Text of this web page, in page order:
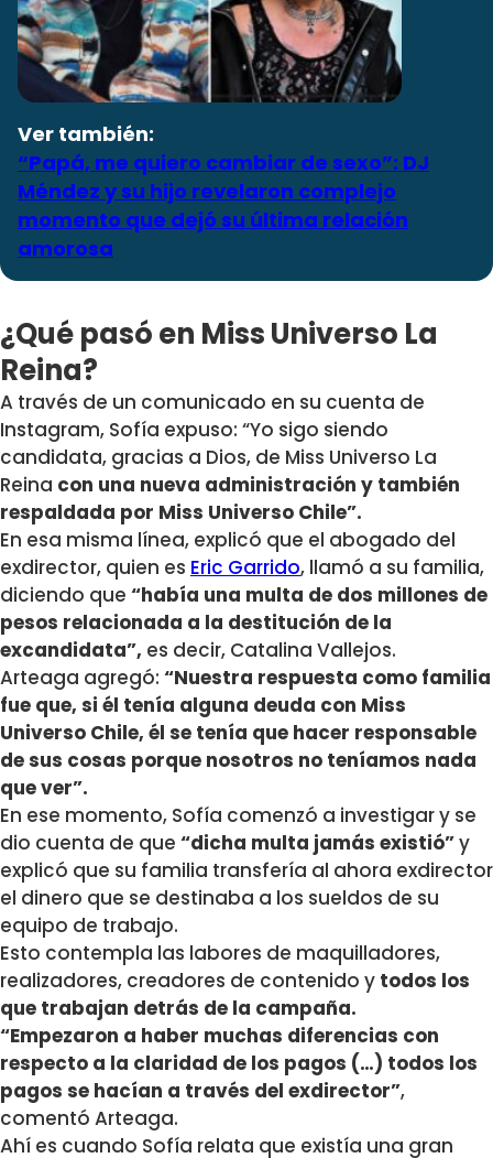
Ver también:
“Papá, me quiero cambiar de sexo”: DJ
Méndez y su hijo revelaron complejo
momento que dejó su última relación
amorosa
¿Qué pasó en Miss Universo La
Reina?
A través de un comunicado en su cuenta de
Instagram, Sofía expuso: “Yo sigo siendo
candidata, gracias a Dios, de Miss Universo La
Reina con una nueva administración y también
respaldada por Miss Universo Chile”.
En esa misma línea, explicó que el abogado del
exdirector, quien es Eric Garrido, llamó a su familia,
diciendo que “había una multa de dos millones de
pesos relacionada a la destitución de la
excandidata”, es decir, Catalina Vallejos.
Arteaga agregó: “Nuestra respuesta como familia
fue que, si él tenía alguna deuda con Miss
Universo Chile, él se tenía que hacer responsable
de sus cosas porque nosotros no teníamos nada
que ver”.
En ese momento, Sofía comenzó a investigar y se
dio cuenta de que “dicha multa jamás existió”y
explicó que su familia transfería al ahora exdirector
el dinero que se destinaba a los sueldos de su
equipo de trabajo.
Esto contempla las labores de maquilladores,
realizadores, creadores de contenido y todos los
que trabajan detrás de la campaña.
“Empezaron a haber muchas diferencias con
respecto a la claridad de los pagos (…) todos los
pagos se hacían a través del exdirector”,
comentó Arteaga.
Ahí es cuando Sofía relata que existía una gran